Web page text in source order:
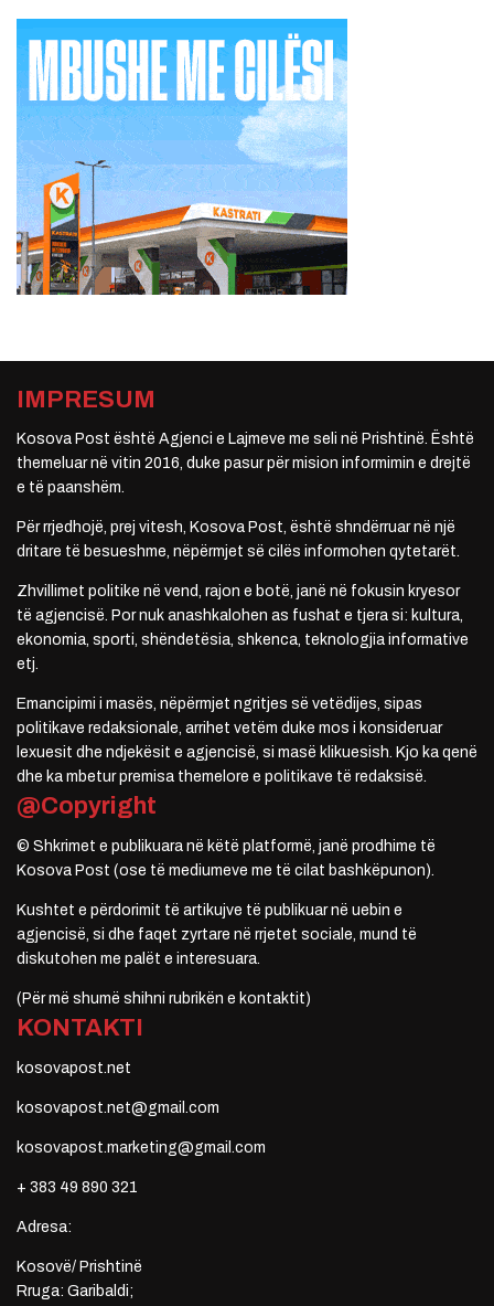
IMPRESUM
Kosova Post është Agjenci e Lajmeve me seli në Prishtinë. Është
themeluar në vitin 2016, duke pasur për mision informimin e drejtë
e të paanshëm.
Për rrjedhojë, prej vitesh, Kosova Post, është shndërruar në një
dritare të besueshme, nëpërmjet së cilës informohen qytetarët.
Zhvillimet politike në vend, rajon e botë, janë në fokusin kryesor
të agjencisë. Por nuk anashkalohen as fushat e tjera si: kultura,
ekonomia, sporti, shëndetësia, shkenca, teknologjia informative
etj.
Emancipimi i masës, nëpërmjet ngritjes së vetëdijes, sipas
politikave redaksionale, arrihet vetëm duke mos i konsideruar
lexuesit dhe ndjekësit e agjencisë, si masë klikuesish. Kjo ka qenë
dhe ka mbetur premisa themelore e politikave të redaksisë.
@Copyright
© Shkrimet e publikuara në këtë platformë, janë prodhime të
Kosova Post (ose të mediumeve me të cilat bashkëpunon).
Kushtet e përdorimit të artikujve të publikuar në uebin e
agjencisë, si dhe faqet zyrtare në rrjetet sociale, mund të
diskutohen me palët e interesuara.
(Për më shumë shihni rubrikën e kontaktit)
KONTAKTI
kosovapost.net
kosovapost.net@gmail.com
kosovapost.marketing@gmail.com
+ 383 49 890 321
Adresa:
Kosovë/ Prishtinë
Rruga: Garibaldi;